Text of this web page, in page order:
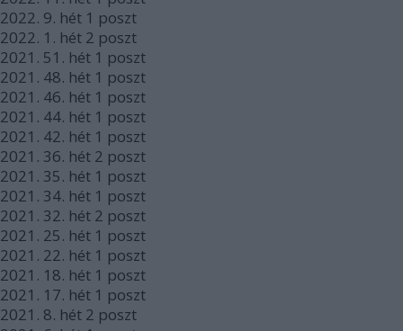
2022. 9. hét 1 poszt
2022. 1. hét 2 poszt
2021. 51. hét 1 poszt
2021. 48. hét 1 poszt
2021. 46. hét 1 poszt
2021. 44. hét 1 poszt
2021. 42. hét 1 poszt
2021. 36. hét 2 poszt
2021. 35. hét 1 poszt
2021. 34. hét 1 poszt
2021. 32. hét 2 poszt
2021. 25. hét 1 poszt
2021. 22. hét 1 poszt
2021. 18. hét 1 poszt
2021. 17. hét 1 poszt
2021. 8. hét 2 poszt